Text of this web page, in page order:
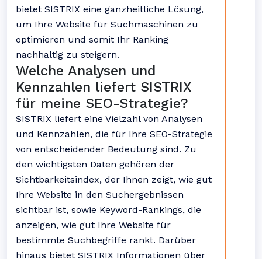
bietet SISTRIX eine ganzheitliche Lösung,
um Ihre Website für Suchmaschinen zu
optimieren und somit Ihr Ranking
nachhaltig zu steigern.
Welche Analysen und
Kennzahlen liefert SISTRIX
für meine SEO-Strategie?
SISTRIX liefert eine Vielzahl von Analysen
und Kennzahlen, die für Ihre SEO-Strategie
von entscheidender Bedeutung sind. Zu
den wichtigsten Daten gehören der
Sichtbarkeitsindex, der Ihnen zeigt, wie gut
Ihre Website in den Suchergebnissen
sichtbar ist, sowie Keyword-Rankings, die
anzeigen, wie gut Ihre Website für
bestimmte Suchbegriffe rankt. Darüber
hinaus bietet SISTRIX Informationen über